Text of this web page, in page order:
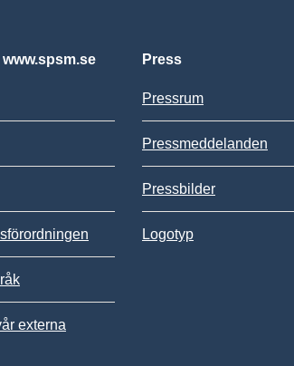
externa
Press
Pressrum
Pressmeddelanden
Pressbilder
Logotyp